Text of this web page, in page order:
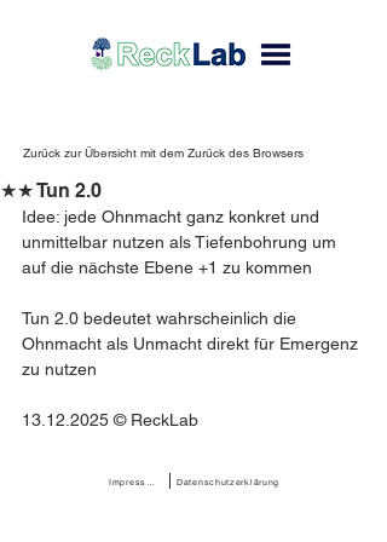
Zurück zur Übersicht mit dem Zurück des Browsers
★★ Tun 2.0
Idee: jede Ohnmacht ganz konkret und
unmittelbar nutzen als Tiefenbohrung um
auf die nächste Ebene +1 zu kommen
Tun 2.0 bedeutet wahrscheinlich die
Ohnmacht als Unmacht direkt für Emergenz
zu nutzen
13.12.2025 © ReckLab
Datenschutzerklärung